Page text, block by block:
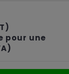
pour une